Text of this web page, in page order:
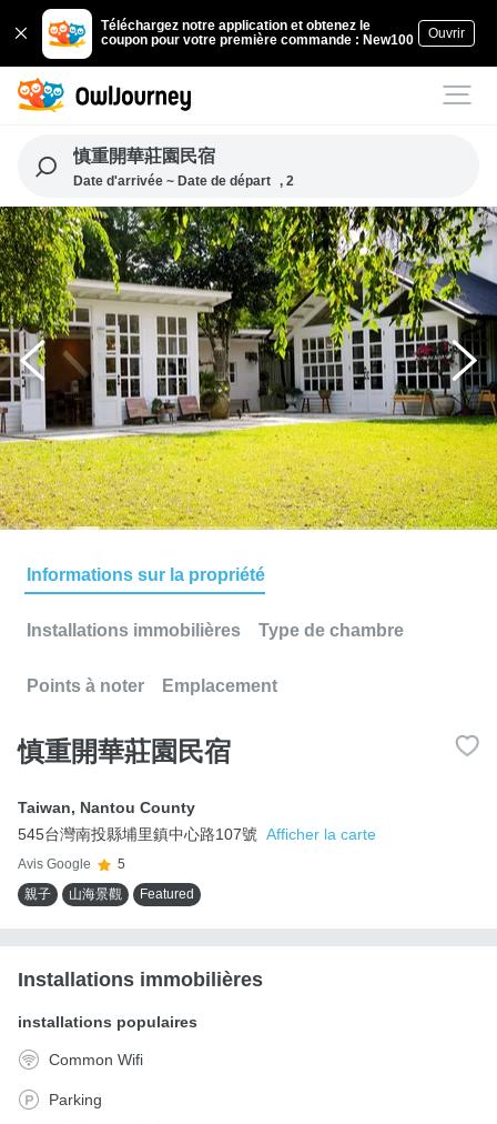
Téléchargez notre application et obtenez le
coupon pour votre première commande : New100
Ouvrir
慎重開華莊園民宿
Date d'arrivée ~ Date de départ , 2
Informations sur la propriété
Installations immobilières Type de chambre
Points à noter Emplacement
慎重開華莊園民宿
Taiwan, Nantou County
545台灣南投縣埔里鎮中心路107號 Afficher la carte
Avis Google
5
親子
山海景觀 Featured
Installations immobilières
installations populaires
Common Wifi
Parking